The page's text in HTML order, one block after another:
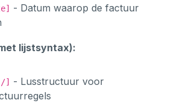
- Datum waarop de factuur
lijstsyntax):
] - Lusstructuur voor